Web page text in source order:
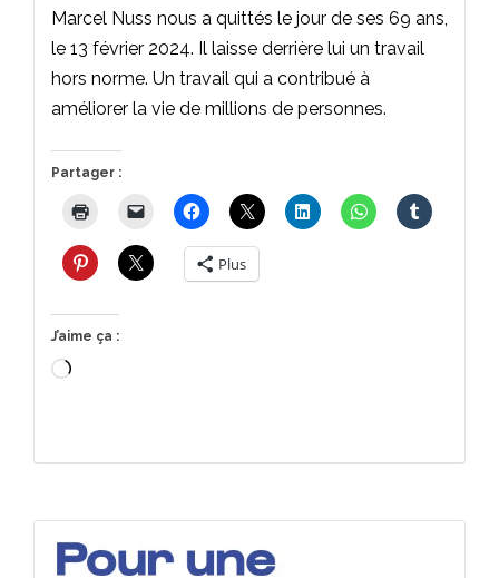
Marcel Nuss nous a quittés le jour de ses 69 ans,
le 13 février 2024. Il laisse derrière lui un travail
hors norme. Un travail qui a contribué à
améliorer la vie de millions de personnes.
Partager :
Plus
J’aime ça :
Chargement…